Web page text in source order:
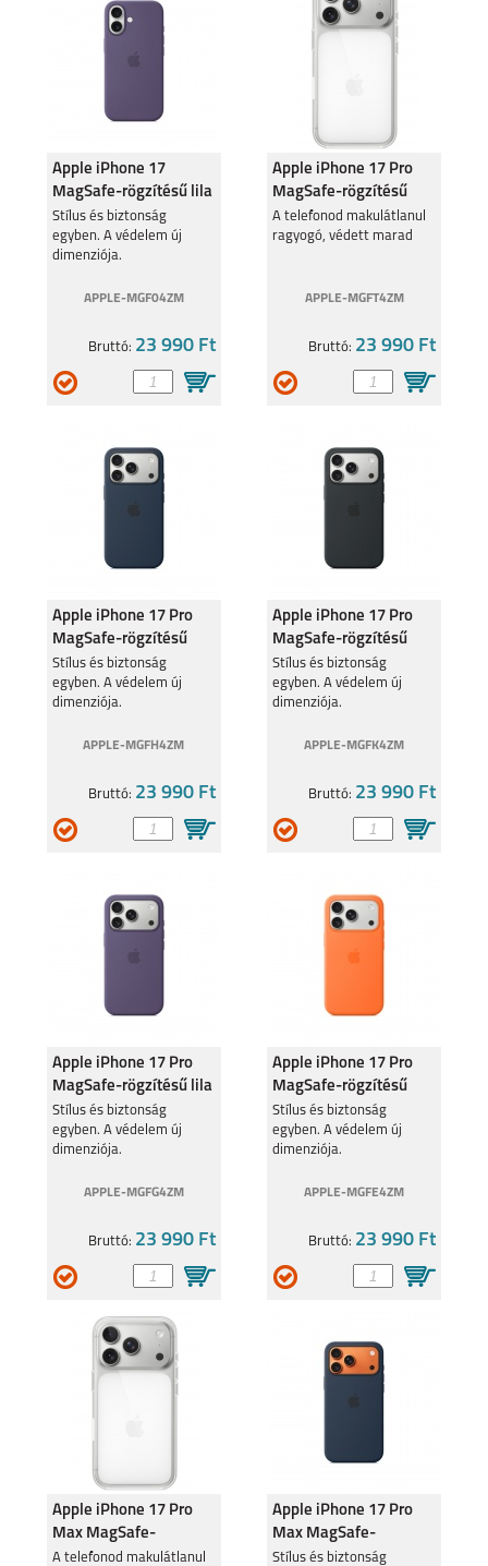
Apple iPhone 17
MagSafe-rögzítésű lila
szilikontok
Stílus és biztonság
egyben. A védelem új
dimenziója.
APPLE-MGF04ZM
Bruttó: 23 990 Ft
Apple iPhone 17 Pro
MagSafe-rögzítésű
átlátszó tok
A telefonod makulátlanul
ragyogó, védett marad
APPLE-MGFT4ZM
Bruttó: 23 990 Ft
Apple iPhone 17 Pro
MagSafe-rögzítésű
éjfekete szilikontok
Stílus és biztonság
egyben. A védelem új
dimenziója.
APPLE-MGFH4ZM
Bruttó: 23 990 Ft
Apple iPhone 17 Pro
MagSafe-rögzítésű
fekete szilikontok
Stílus és biztonság
egyben. A védelem új
dimenziója.
APPLE-MGFK4ZM
Bruttó: 23 990 Ft
Apple iPhone 17 Pro
MagSafe-rögzítésű lila
szilikontok
Stílus és biztonság
egyben. A védelem új
dimenziója.
APPLE-MGFG4ZM
Bruttó: 23 990 Ft
Apple iPhone 17 Pro
MagSafe-rögzítésű
narancs szilikontok
Stílus és biztonság
egyben. A védelem új
dimenziója.
APPLE-MGFE4ZM
Bruttó: 23 990 Ft
Apple iPhone 17 Pro
Max MagSafe-
rögzítésű átlátszó tok
A telefonod makulátlanul
Apple iPhone 17 Pro
Max MagSafe-
rögzítésű éjfekete
Stílus és biztonság